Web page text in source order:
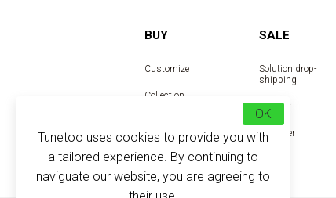
BUY
Customize
Collection
SALE
Solution drop-
shipping
Reseller
Designer
Tunetoo uses cookies to provide you with
a tailored experience. By continuing to
naviguate our website, you are agreeing to
OK